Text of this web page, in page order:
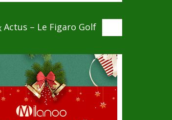
Actus – Le Figaro Golf